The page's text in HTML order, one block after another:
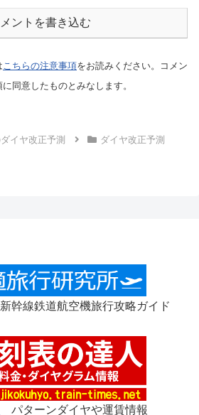
ントを書き込む
こちらの注意事項をお読みください。コメン
同意したものとみなします。
イヤ改正予測
ダイヤ改正予測
幹線鉄道航空機旅行攻略ガイド
パターンダイヤや運賃情報